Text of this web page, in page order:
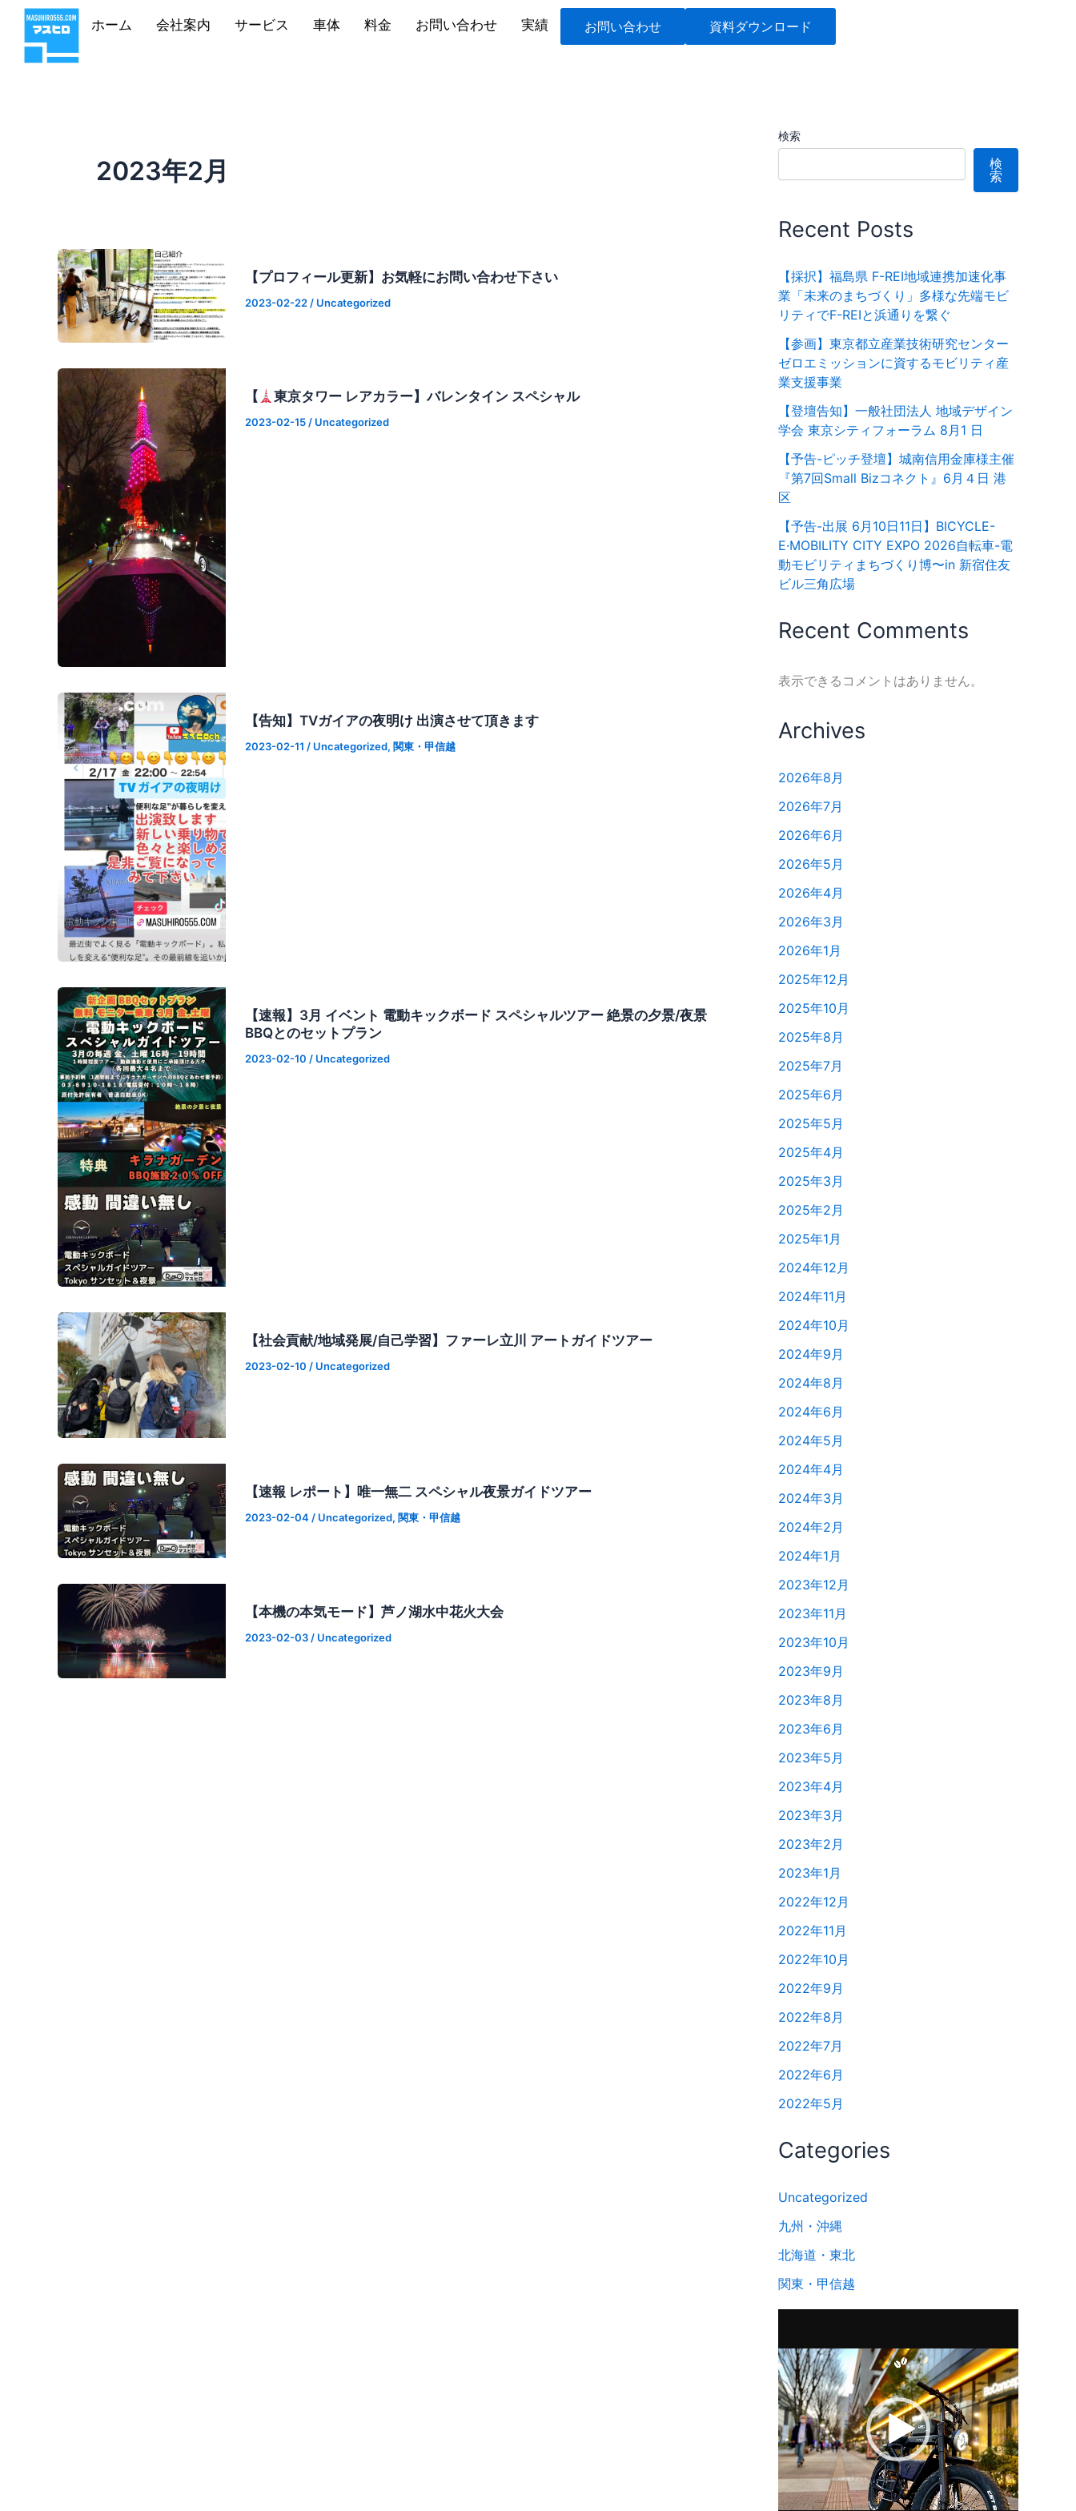
ホーム 会社案内 サービス 車体 料金 お問い合わせ 実績 お問い合わせ 資料ダウンロード
2023年2月
【プロフィール更新】お気軽にお問い合わせ下さい
2023-02-22 / Uncategorized
【 東京タワー レアカラー】バレンタイン スペシャル
2023-02-15 / Uncategorized
【告知】TVガイアの夜明け 出演させて頂きます
2023-02-11 / Uncategorized, 関東・甲信越
【速報】3月 イベント 電動キックボード スペシャルツアー 絶景の夕景/夜景
BBQとのセットプラン
2023-02-10 / Uncategorized
【社会貢献/地域発展/自己学習】ファーレ立川 アートガイドツアー
2023-02-10 / Uncategorized
【速報 レポート】唯一無二 スペシャル夜景ガイドツアー
2023-02-04 / Uncategorized, 関東・甲信越
【本機の本気モード】芦ノ湖水中花火大会
2023-02-03/ Uncategorized
検索
検
索
Recent Posts
【採択】福島県 F-REI地域連携加速化事
業「未来のまちづくり」多様な先端モビ
リティでF-REIと浜通りを繋ぐ
【参画】東京都立産業技術研究センター
ゼロエミッションに資するモビリティ産
業支援事業
【登壇告知】一般社団法人 地域デザイン
学会 東京シティフォーラム 8月1 日
【予告-ピッチ登壇】城南信用金庫様主催
『第7回Small Bizコネクト』6月４日 港
区
【予告-出展 6月10日11日】BICYCLE-
E·MOBILITY CITY EXPO 2026⾃転⾞-電
動モビリティまちづくり博〜in 新宿住友
ビル三⾓広場
Recent Comments
表示できるコメントはありません。
Archives
2026年8月
2026年7月
2026年6月
2026年5月
2026年4月
2026年3月
2026年1月
2025年12月
2025年10月
2025年8月
2025年7月
2025年6月
2025年5月
2025年4月
2025年3月
2025年2月
2025年1月
2024年12月
2024年11月
2024年10月
2024年9月
2024年8月
2024年6月
2024年5月
2024年4月
2024年3月
2024年2月
2024年1月
2023年12月
2023年11月
2023年10月
2023年9月
2023年8月
2023年6月
2023年5月
2023年4月
2023年3月
2023年2月
2023年1月
2022年12月
2022年11月
2022年10月
2022年9月
2022年8月
2022年7月
2022年6月
2022年5月
Categories
Uncategorized
九州・沖縄
北海道・東北
関東・甲信越
画
プ
レ
ー
ヤ
ー